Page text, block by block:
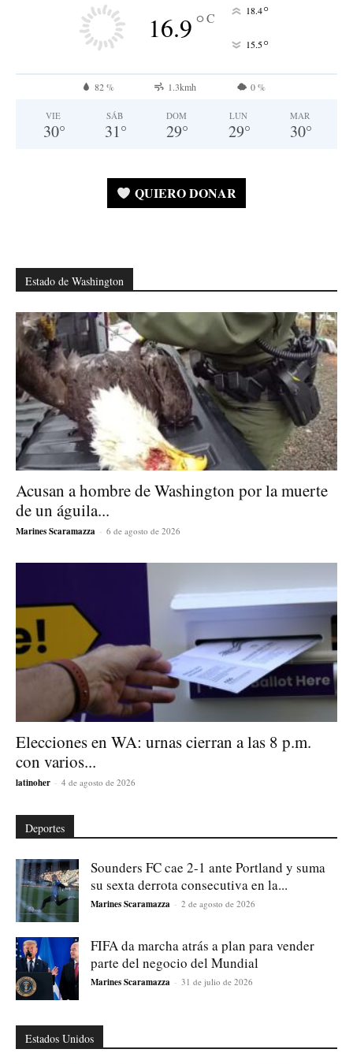
16.9°C 18.4°
15.5°
82 % 1.3kmh 0 %
VIE
30°
SÁB
31°
DOM
29°
LUN
29°
MAR
30°
QUIERO DONAR
Estado de Washington
Acusan a hombre de Washington por la muerte
de un águila...
Marines Scaramazza - 6 de agosto de 2026
Elecciones en WA: urnas cierran a las 8 p.m.
con varios...
latinoher - 4 de agosto de 2026
Deportes
Sounders FC cae 2-1 ante Portland y suma
su sexta derrota consecutiva en la...
Marines Scaramazza - 2 de agosto de 2026
FIFA da marcha atrás a plan para vender
parte del negocio del Mundial
Marines Scaramazza - 31 de julio de 2026
Estados Unidos